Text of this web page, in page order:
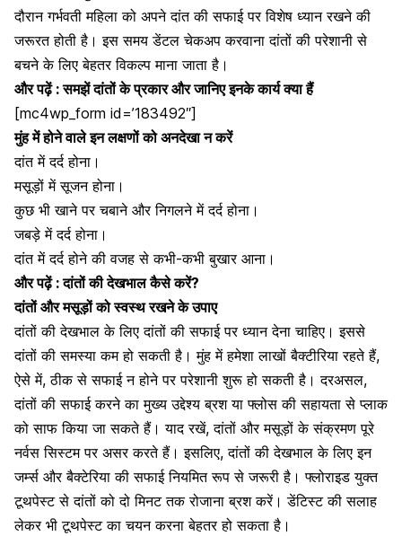
दौरान गर्भवती महिला को अपने दांत की सफाई पर विशेष ध्यान रखने की
जरूरत होती है। इस समय डेंटल चेकअप करवाना दांतों की परेशानी से
बचने के लिए बेहतर विकल्प माना जाता है।
और पढ़ें :समझें दांतों के प्रकार और जानिए इनके कार्य क्या हैं
[mc4wp_form id=’183492″]
मुंह में होने वाले इन लक्षणों को अनदेखा न करें
दांत में दर्दहोना।
मसूड़ों में सूजन होना।
कुछ भी खाने पर चबाने और निगलने में दर्द होना।
जबड़े में दर्द होना।
दांत में दर्द होने की वजह से कभी-कभी बुखार आना।
और पढ़ें :दांतों की देखभाल कैसे करें?
दांतों और मसूड़ों को स्वस्थ रखने के उपाए
दांतों की देखभाल के लिए दांतों की सफाई पर ध्यान देना चाहिए। इससे
दांतों की समस्या कम हो सकती है। मुंह में हमेशा लाखों बैक्टीरिया रहते हैं,
ऐसे में, ठीक से सफाई न होने पर परेशानी शुरू हो सकती है। दरअसल,
दांतों की सफाई करने का मुख्य उद्देश्य ब्रश या फ्लोस की सहायता से प्लाक
को साफ किया जा सकते हैं। याद रखें, दांतों और मसूड़ों के संक्रमण पूरे
नर्वस सिस्टम पर असर करते हैं। इसलिए, दांतों की देखभाल के लिए इन
जर्म्स और बैक्टेरिया की सफाई नियमित रूप से जरूरी है। फ्लोराइड युक्त
टूथपेस्ट से दांतों को दो मिनट तक रोजाना ब्रश करें। डेंटिस्ट की सलाह
लेकर भी टूथपेस्ट का चयन करना बेहतर हो सकता है।